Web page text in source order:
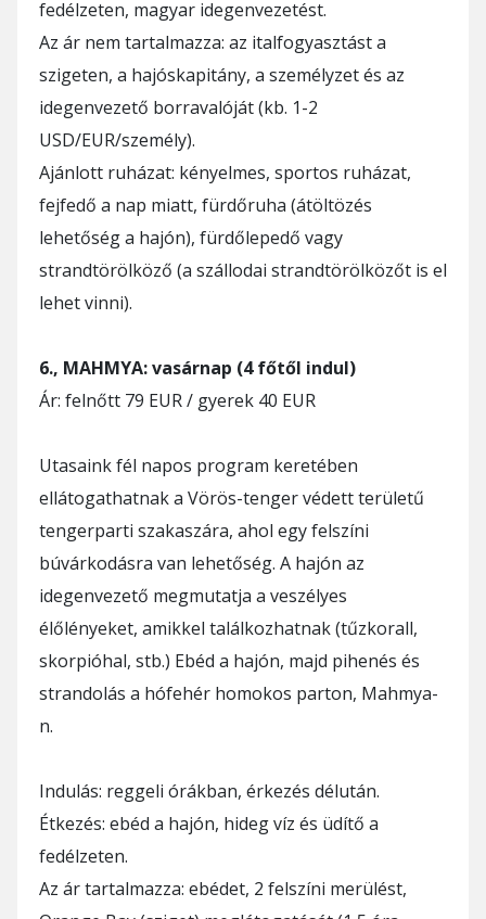
fedélzeten, magyar idegenvezetést.
Az ár nem tartalmazza: az italfogyasztást a
szigeten, a hajóskapitány, a személyzet és az
idegenvezető borravalóját (kb. 1-2
USD/EUR/személy).
Ajánlott ruházat: kényelmes, sportos ruházat,
fejfedő a nap miatt, fürdőruha (átöltözés
lehetőség a hajón), fürdőlepedő vagy
strandtörölköző (a szállodai strandtörölközőt is el
lehet vinni).
6., MAHMYA: vasárnap (4 főtől indul)
Ár: felnőtt 79 EUR / gyerek 40 EUR
Utasaink fél napos program keretében
ellátogathatnak a Vörös-tenger védett területű
tengerparti szakaszára, ahol egy felszíni
búvárkodásra van lehetőség. A hajón az
idegenvezető megmutatja a veszélyes
élőlényeket, amikkel találkozhatnak (tűzkorall,
skorpióhal, stb.) Ebéd a hajón, majd pihenés és
strandolás a hófehér homokos parton, Mahmya-
n.
Indulás: reggeli órákban, érkezés délután.
Étkezés: ebéd a hajón, hideg víz és üdítő a
fedélzeten.
Az ár tartalmazza: ebédet, 2 felszíni merülést,